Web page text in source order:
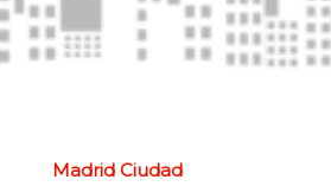
Madrid Ciudad